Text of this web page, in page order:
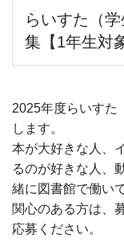
らいすた（
集【1年生対
2025年度らいすた
します。
本が大好きな人、
るのが好きな人、
緒に図書館で働い
関心のある方は、
応募ください。